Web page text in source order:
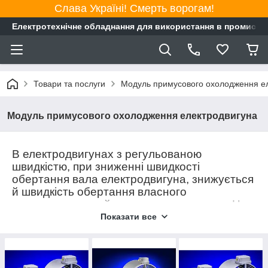
Слава Україні! Смерть ворогам!
Електротехнічне обладнання для використання в
Товари та послуги Модуль примусового охолодження
Модуль примусового охолодження електродвигуна
В електродвигунах з регульованою
швидкістю, при зниженні швидкості
обертання вала електродвигуна, знижується
й швидкість обертання власного
вентилятора, який встановлено на валу. Це
призводить до зменшення потоку повітря,
електродвигуна.
Показати все